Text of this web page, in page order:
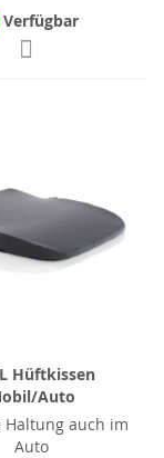
Verfügbar
Hüftkissen
Auto
Haltung auch im
Auto